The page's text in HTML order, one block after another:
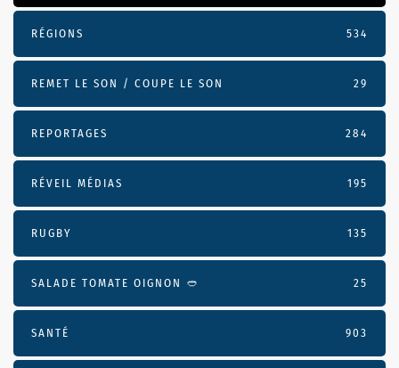
RÉGIONS 534
REMET LE SON / COUPE LE SON 29
REPORTAGES 284
RÉVEIL MÉDIAS 195
RUGBY 135
SALADE TOMATE OIGNON 🥙 25
SANTÉ 903